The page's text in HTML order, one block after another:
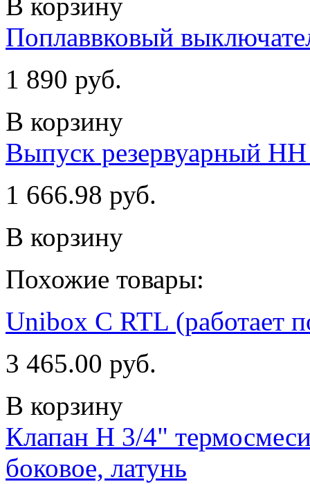
Поплаввковый
1 890 руб.
В корзину
Выпуск резервуарный НН
1 666.98 руб.
В корзину
Похожие товары:
Unibox C RTL (работает
3 465.00 руб.
В корзину
Клапан Н 3/4"
боковое, латунь